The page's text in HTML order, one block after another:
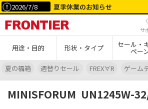
2026/7/8 夏季休業のお知らせ
サ
用途・目的 形状・タイプ セール・
ペー
夏の福箱 週替りセール FREX∀R ゲーム
MINISFORUM UN1245W-